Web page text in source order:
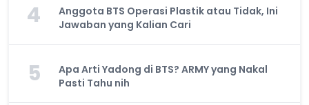
4
Anggota BTS Operasi Plastik atau Tidak, Ini
Jawaban yang Kalian Cari
5
Apa Arti Yadong di BTS? ARMY yang Nakal
Pasti Tahu nih